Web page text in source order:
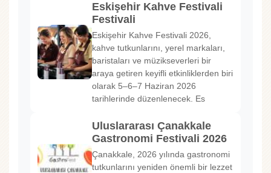
Eskişehir Kahve Festivali
Festivali
Eskişehir Kahve Festivali 2026,
kahve tutkunlarını, yerel markaları,
baristaları ve müzikseverleri bir
araya getiren keyifli etkinliklerden biri
olarak 5–6–7 Haziran 2026
tarihlerinde düzenlenecek. Es
Uluslararası Çanakkale
Gastronomi Festivali 2026
Çanakkale, 2026 yılında gastronomi
tutkunlarını yeniden önemli bir lezzet